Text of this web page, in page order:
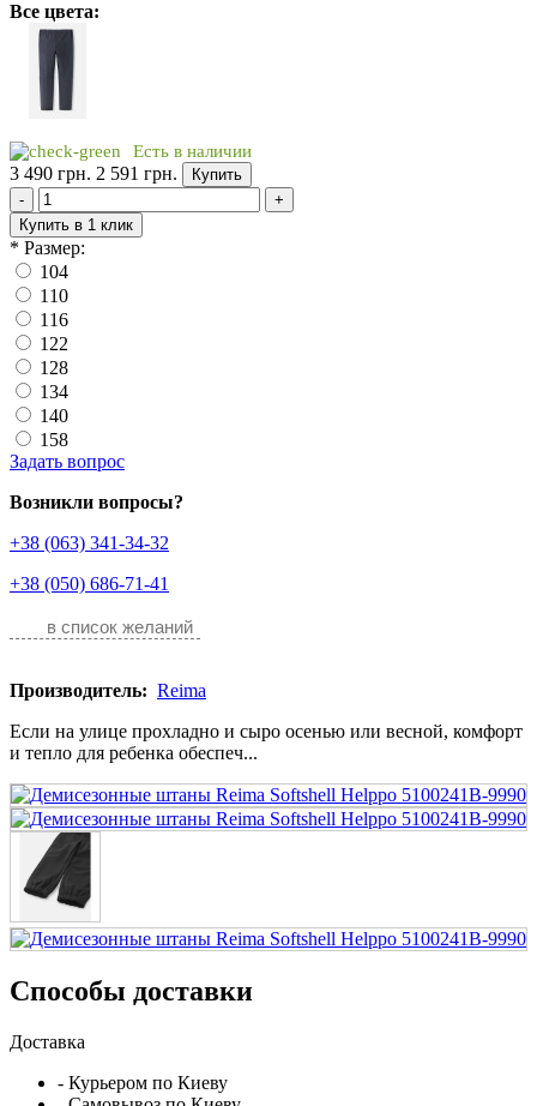
Все цвета:
Есть в наличии
3 490 грн. 2 591 грн.
Купить
-
+
Купить в 1 клик
* Размер:
104
110
116
122
128
134
140
158
Задать вопрос
Возникли вопросы?
+38 (063) 341-34-32
+38 (050) 686-71-41
в список желаний
Производитель: Reima
Если на улице прохладно и сыро осенью или весной, комфорт
и тепло для ребенка обеспеч...
Способы доставки
Доставка
- Курьером по Киеву